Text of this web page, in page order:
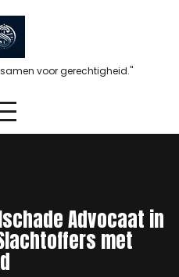
samen voor gerechtigheid."
Advocaat in
met